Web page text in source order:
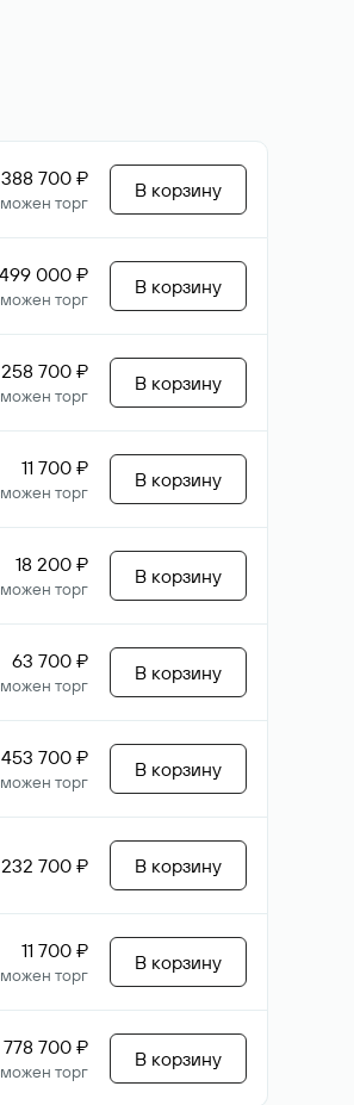
388 700 ₽
торг
В корзину
499 000 ₽
торг
В корзину
258 700 ₽
торг
В корзину
11 700 ₽
торг
В корзину
18 200 ₽
торг
В корзину
63 700 ₽
торг
В корзину
453 700 ₽
торг
В корзину
232 700 ₽ В корзину
11 700 ₽
торг
В корзину
778 700 ₽
торг
В корзину